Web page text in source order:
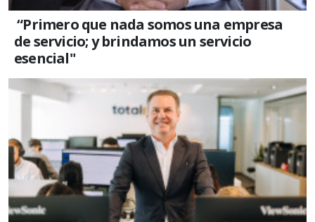
“Primero que nada somos una empresa
de servicio; y brindamos un servicio
esencial"